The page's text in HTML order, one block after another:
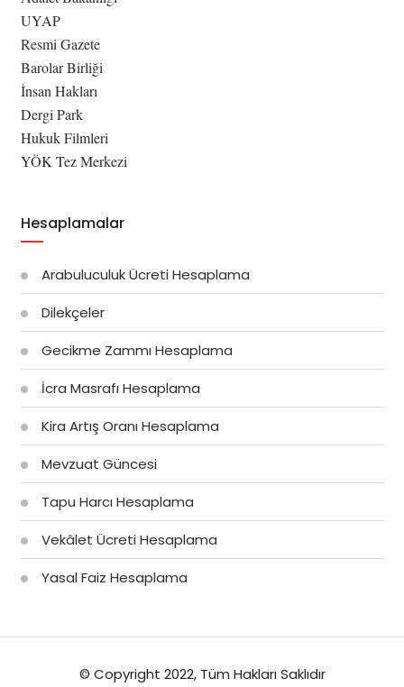
UYAP
Resmi Gazete
Barolar Birliği
İnsan Hakları
Dergi Park
Hukuk Filmleri
YÖK Tez Merkezi
Hesaplamalar
Arabuluculuk Ücreti Hesaplama
Dilekçeler
Gecikme Zammı Hesaplama
İcra Masrafı Hesaplama
Kira Artış Oranı Hesaplama
Mevzuat Güncesi
Tapu Harcı Hesaplama
Vekâlet Ücreti Hesaplama
Yasal Faiz Hesaplama
© Copyright 2022, Tüm Hakları Saklıdır